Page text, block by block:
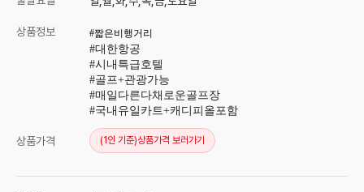
상품정보 #짧은비행거리
#대한항공
#시내특급호텔
#골프+관광가능
#매일다른다채로운골프장
#국내유일카트+캐디피올포함
상품가격 (1인 기준)상품가격 보러가기